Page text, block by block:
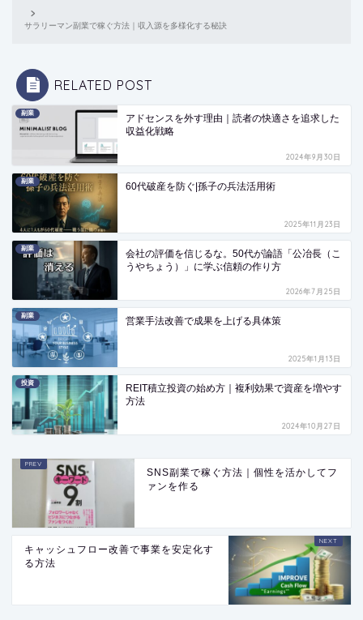
サラリーマン副業で稼ぐ方法｜収入源を多様化する秘訣
RELATED POST
副業
アドセンスを外す理由｜読者の快適さを追求した
収益化戦略
2024年9月30日
副業 60代破産を防ぐ|孫子の兵法活用術
2025年11月23日
副業
会社の評価を信じるな。50代が論語「公冶長（こ
うやちょう）」に学ぶ信頼の作り方
2026年7月25日
副業 営業手法改善で成果を上げる具体策
2025年1月13日
投資
REIT積立投資の始め方｜複利効果で資産を増やす
方法
2024年10月27日
SNS副業で稼ぐ方法｜個性を活かしてフ
ァンを作る
キャッシュフロー改善で事業を安定化す
る方法